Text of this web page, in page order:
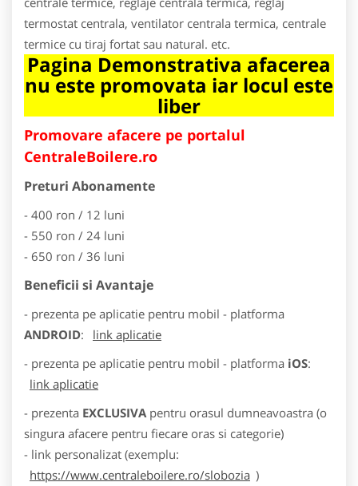
termostat centrala, ventilator centrala termica, centrale
termice cu tiraj fortat sau natural. etc.
Pagina Demonstrativa afacerea
nu este promovata iar locul este
liber
Promovare afacere pe portalul
CentraleBoilere.ro
Preturi Abonamente
- 400 ron / 12 luni
- 550 ron / 24 luni
- 650 ron / 36 luni
Beneficii si Avantaje
- prezenta pe aplicatie pentru mobil - platforma
ANDROID:
link aplicatie
- prezenta pe aplicatie pentru mobil - platforma iOS:
link aplicatie
- prezenta EXCLUSIVA pentru orasul dumneavoastra (o
singura afacere pentru fiecare oras si categorie)
- link personalizat (exemplu:
https://www.centraleboilere.ro/slobozia )